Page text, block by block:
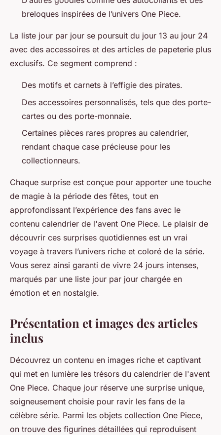
breloques inspirées de l’univers One Piece.
La liste jour par jour se poursuit du jour 13 au jour 24
avec des accessoires et des articles de papeterie plus
exclusifs. Ce segment comprend :
Des motifs et carnets à l’effigie des pirates.
Des accessoires personnalisés, tels que des porte-
cartes ou des porte-monnaie.
Certaines pièces rares propres au calendrier,
rendant chaque case précieuse pour les
collectionneurs.
Chaque surprise est conçue pour apporter une touche
de magie à la période des fêtes, tout en
approfondissant l’expérience des fans avec le
contenu calendrier de l'avent One Piece. Le plaisir de
découvrir ces surprises quotidiennes est un vrai
voyage à travers l’univers riche et coloré de la série.
Vous serez ainsi garanti de vivre 24 jours intenses,
marqués par une liste jour par jour chargée en
émotion et en nostalgie.
Présentation et images des articles
inclus
Découvrez un contenu en images riche et captivant
qui met en lumière les trésors du calendrier de l'avent
One Piece. Chaque jour réserve une surprise unique,
soigneusement choisie pour ravir les fans de la
célèbre série. Parmi les objets collection One Piece,
on trouve des figurines détaillées qui reproduisent